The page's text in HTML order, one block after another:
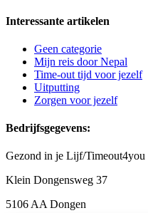
Interessante artikelen
Geen categorie
Mijn reis door Nepal
Time-out tijd voor jezelf
Uitputting
Zorgen voor jezelf
Bedrijfsgegevens:
Gezond in je Lijf/Timeout4you
Klein Dongensweg 37
5106 AA Dongen